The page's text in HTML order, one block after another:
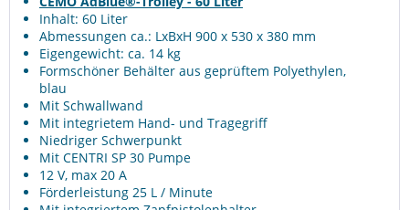
Inhalt: 60 Liter
Abmessungen ca.: LxBxH 900 x 530 x 380 mm
Eigengewicht: ca. 14 kg
Formschöner Behälter aus geprüftem Polyethylen,
blau
Mit Schwallwand
Mit integrietem Hand- und Tragegriff
Niedriger Schwerpunkt
Mit CENTRI SP 30 Pumpe
12 V, max 20 A
Förderleistung 25 L / Minute